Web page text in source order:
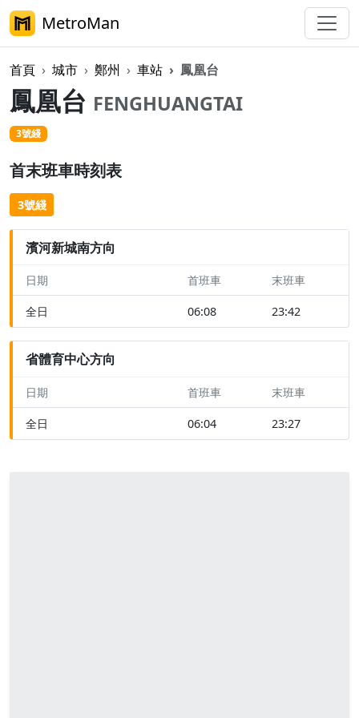
MetroMan
首頁 城市 鄭州 車站 鳳凰台
鳳凰台 FENGHUANGTAI
3號綫
首末班車時刻表
3號綫
濱河新城南方向
日期 首班車 末班車
全日 06:08 23:42
省體育中心方向
日期 首班車 末班車
全日 06:04 23:27